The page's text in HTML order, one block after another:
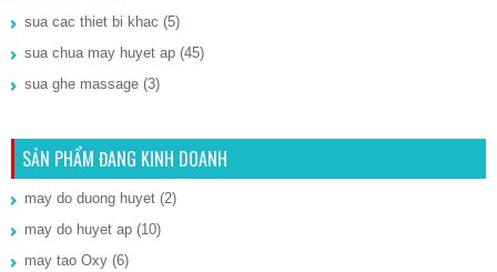
sua cac thiet bi khac (5)
sua chua may huyet ap (45)
sua ghe massage (3)
SẢN PHẨM ĐANG KINH DOANH
may do duong huyet (2)
may do huyet ap (10)
may tao Oxy (6)